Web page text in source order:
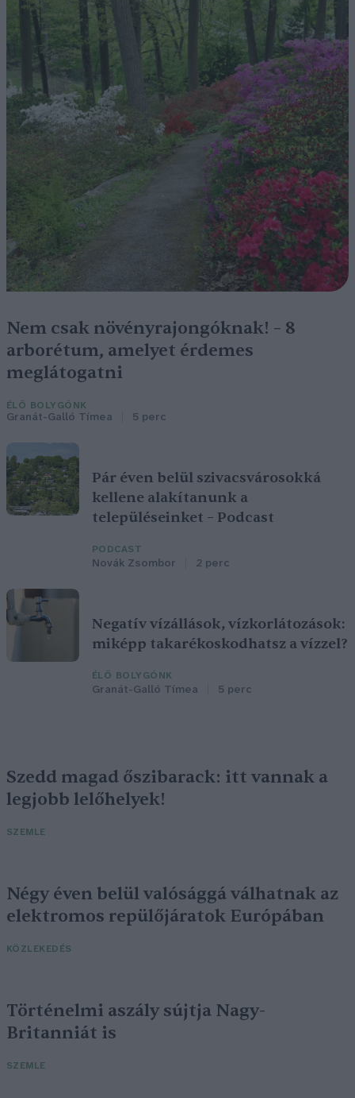
Nem csak növényrajongóknak! – 8
arborétum, amelyet érdemes
meglátogatni
ÉLŐ BOLYGÓNK
Granát-Galló Tímea 5 perc
Pár éven belül szivacsvárosokká
kellene alakítanunk a
településeinket – Podcast
PODCAST
Novák Zsombor 2 perc
Negatív vízállások, vízkorlátozások:
miképp takarékoskodhatsz a vízzel?
ÉLŐ BOLYGÓNK
Granát-Galló Tímea 5 perc
Szedd magad őszibarack: itt vannak a
legjobb lelőhelyek!
SZEMLE
Négy éven belül valósággá válhatnak az
elektromos repülőjáratok Európában
KÖZLEKEDÉS
Történelmi aszály sújtja Nagy-
Britanniát is
SZEMLE